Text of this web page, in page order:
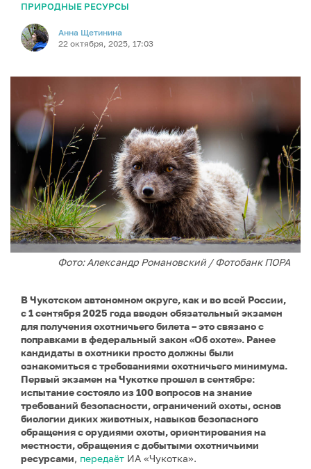
ПРИРОДНЫЕ РЕСУРСЫ
Анна Щетинина
22 октября, 2025, 17:03
Фото: Александр Романовский / Фотобанк ПОРА
В Чукотском автономном округе, как и во всей России,
с 1 сентября 2025 года введен обязательный экзамен
для получения охотничьего билета – это связано с
поправками в федеральный закон «Об охоте». Ранее
кандидаты в охотники просто должны были
ознакомиться с требованиями охотничьего минимума.
Первый экзамен на Чукотке прошел в сентябре:
испытание состояло из 100 вопросов на знание
требований безопасности, ограничений охоты, основ
биологии диких животных, навыков безопасного
обращения с орудиями охоты, ориентирования на
местности, обращения с добытыми охотничьими
ресурсами, передаёт ИА «Чукотка».